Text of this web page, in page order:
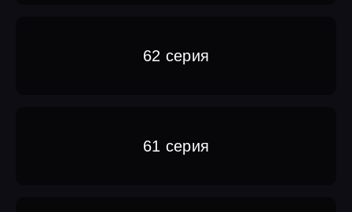
62 серия
61 серия